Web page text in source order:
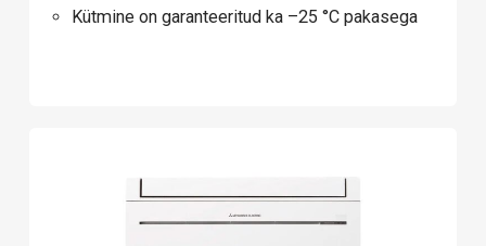
Kütmine on garanteeritud ka –25 °C pakasega